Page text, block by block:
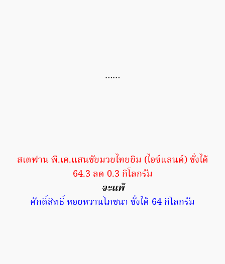
……
สเตฟาน พี.เค.แสนชัยมวยไทยยิม (ไอซ์แลนด์) ชั่งได้
64.3 ลด 0.3 กิโลกรัม
จะแพ้
ศักดิ์สิทธิ์ หอยหวานโภชนา ชั่งได้ 64 กิโลกรัม